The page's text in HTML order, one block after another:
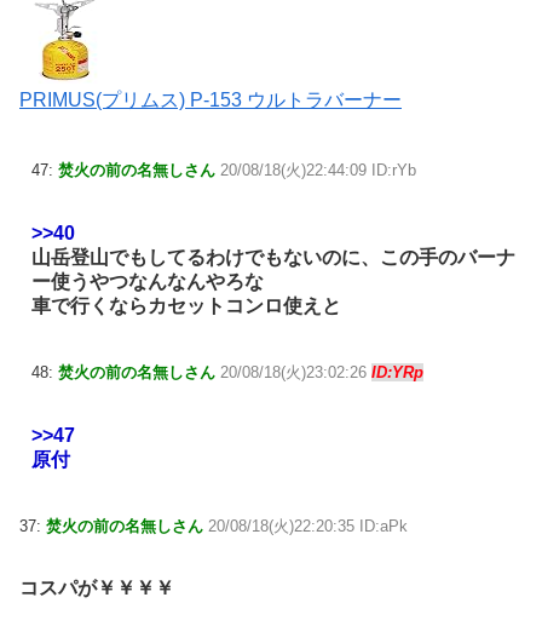
PRIMUS(プリムス) P-153 ウルトラバーナー
47: 焚火の前の名無しさん 20/08/18(火)22:44:09 ID:rYb
>>40
山岳登山でもしてるわけでもないのに、この手のバーナ
ー使うやつなんなんやろな
車で行くならカセットコンロ使えと
48: 焚火の前の名無しさん 20/08/18(火)23:02:26 ID:YRp
>>47
原付
37: 焚火の前の名無しさん 20/08/18(火)22:20:35 ID:aPk
コスパが￥￥￥￥